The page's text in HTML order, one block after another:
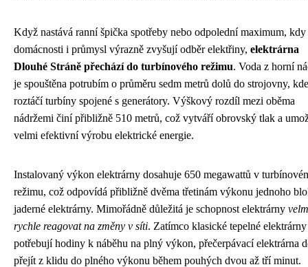
Když nastává ranní špička spotřeby nebo odpolední maximum, kdy
domácnosti i průmysl výrazně zvyšují odběr elektřiny, elektrárna
Dlouhé Stráně přechází do turbínového režimu. Voda z horní
je spouštěna potrubím o průměru sedm metrů dolů do strojovny, kde
roztáčí turbíny spojené s generátory. Výškový rozdíl mezi oběma
nádržemi činí přibližně 510 metrů, což vytváří obrovský tlak a
velmi efektivní výrobu elektrické energie.
Instalovaný výkon elektrárny dosahuje 650 megawattů v
režimu, což odpovídá přibližně dvěma třetinám výkonu jednoho
jaderné elektrárny. Mimořádně důležitá je schopnost elektrárny
rychle reagovat na změny v síti. Zatímco klasické tepelné elektrárny
potřebují hodiny k náběhu na plný výkon, přečerpávací elektrárna
přejít z klidu do plného výkonu během pouhých dvou až tří minut.